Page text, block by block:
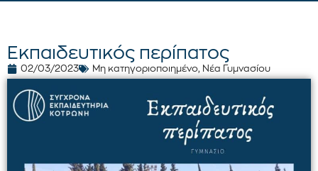
Εκπαιδευτικός περίπατος
02/03/2023 Μη κατηγοριοποιημένο, Νέα Γυμνασίου